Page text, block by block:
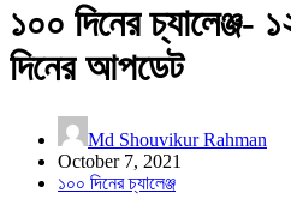
১০০ দিনের
দিনের আপডেট
Md Shouvikur Rahman
October 7, 2021
১০০ দিনের চ্যালেঞ্জ